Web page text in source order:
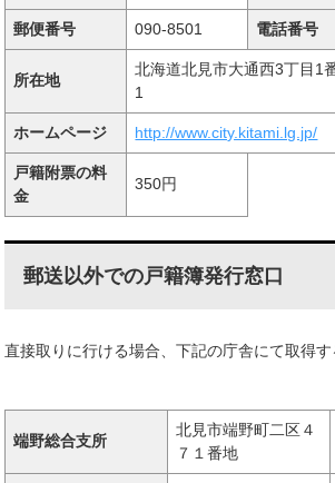
郵便番号 090-8501 電話番号
所在地
北海道北見市大通西3丁目1
1
ホームページ http://www.city.kitami.lg.jp/
戸籍附票の料
金
350円
郵送以外での戸籍簿発行窓口
直接取りに行ける場合、下記の庁舎にて取得す
端野総合支所
北見市端野町二区４
７１番地